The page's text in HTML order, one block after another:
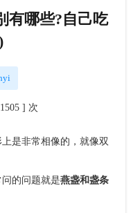
有哪些?自己吃
] 次
是非常相像的，就像双
问的问题就是燕盏和盏条